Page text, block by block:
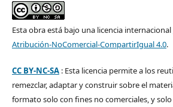
Esta obra está bajo una licencia internacional
Atribución-NoComercial-CompartirIgual 4.0.
CC BY-NC-SA: Esta licencia permite a los
remezclar, adaptar y construir sobre el
formato solo con fines no comerciales, y